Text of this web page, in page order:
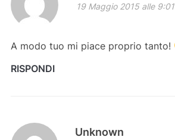
19 Maggio 2015 alle 9:01
A modo tuo mi piace proprio tanto!
RISPONDI
Unknown